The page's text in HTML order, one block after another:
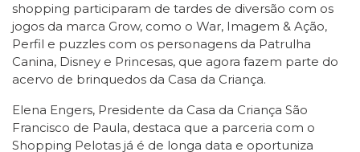
shopping participaram de tardes de diversão com os
jogos da marca Grow, como o War, Imagem & Ação,
Perfil e puzzles com os personagens da Patrulha
Canina, Disney e Princesas, que agora fazem parte do
acervo de brinquedos da Casa da Criança.
Elena Engers, Presidente da Casa da Criança São
Francisco de Paula, destaca que a parceria com o
Shopping Pelotas já é de longa data e oportuniza